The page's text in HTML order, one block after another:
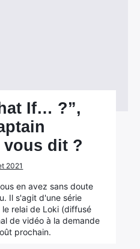
If… ?”,
vous dit ?
2021
en avez sans doute
Il s'agit d'une série
relai de Loki (diffusé
de vidéo à la demande
prochain.